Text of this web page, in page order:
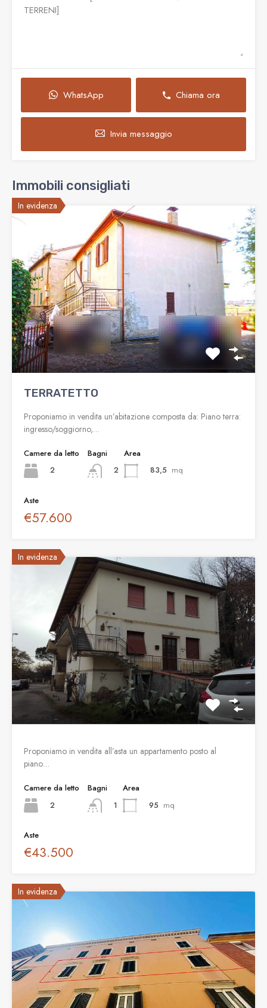
WhatsApp Chiama ora
Invia messaggio
Immobili consigliati
In evidenza
TERRATETTO
Proponiamo in vendita un’abitazione composta da: Piano terra:
ingresso/soggiorno,…
Camere da letto
2
Bagni
2
Area
83,5 mq
Aste
€57.600
In evidenza
Proponiamo in vendita all’asta un appartamento posto al
piano…
Camere da letto
2
Bagni
1
Area
95 mq
Aste
€43.500
In evidenza